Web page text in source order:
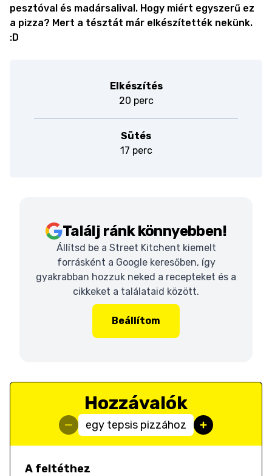
pesztóval és madársalival. Hogy miért egyszerű ez
a pizza? Mert a tésztát már elkészítették nekünk.
:D
Elkészítés
20 perc
Sütés
17 perc
Találj ránk könnyebben!
Állítsd be a Street Kitchent kiemelt
forrásként a Google keresőben, így
gyakrabban hozzuk neked a recepteket és a
cikkeket a találataid között.
Beállítom
Hozzávalók
egy tepsis pizzához
A feltéthez